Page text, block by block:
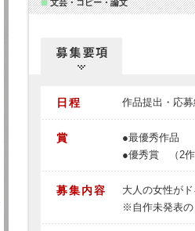
文芸・コピー・論文
日程 作品提出・応
賞
●最優秀作品
●優秀賞 （2
募集内容
大人の女性が
※自作未発表